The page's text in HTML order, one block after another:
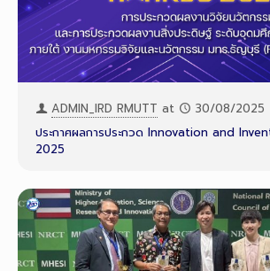
ADMIN_IRD RMUTT at
30/08/2025
ประกาศผลการประกวด Innovation and
2025